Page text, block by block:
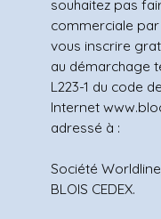
souhaitez pas
commerciale
vous inscrire
au démarchage
L223-1 du code
Internet
adressé à :
Société
BLOIS CEDEX.